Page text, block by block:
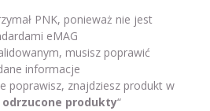
PNK, ponieważ nie jest
eMAG
musisz poprawić
informacje
poprawisz, znajdziesz produkt w
odrzucone produkty“